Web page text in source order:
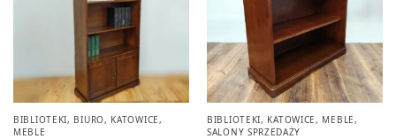
BIBLIOTEKI, BIURO, KATOWICE,
MEBLE
BIBLIOTEKI, KATOWICE, MEBLE,
SALONY SPRZEDAŻY